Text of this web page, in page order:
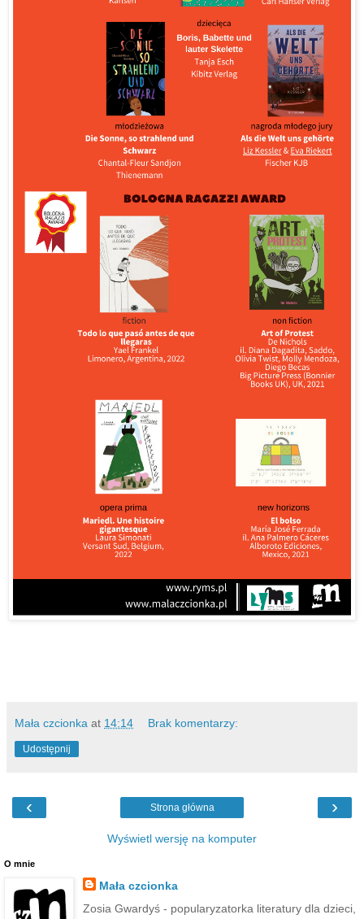
Mała czcionka at 14:14 Brak komentarzy:
Udostępnij
‹ ›
Strona główna
Wyświetl wersję na komputer
O mnie
Mała czcionka
Zosia Gwardyś - popularyzatorka literatury dla dzieci,